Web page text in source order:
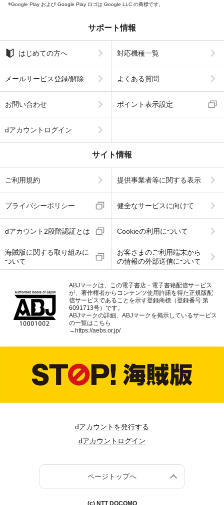
Google Play および Google Play ロゴは Google LLC の商標です。
サポート情報
はじめての方へ 対応機種一覧
メールサービス登録/解除 よくある質問
お問い合わせ ポイント表示設定
dアカウントログイン
サイト情報
ご利用規約 提供事業者等に関する表示
プライバシーポリシー 健全なサービスに向けて
dアカウント2段階認証とは Cookieの利用について
海賊版に関する取り組みに
ついて
お客さまのご利用端末から
の情報の外部送信について
ABJマークは、この電子書店・電子書籍配信サービス
が、著作権者からコンテンツ使用許諾を得た正規版配
信サービスであることを示す登録商標（登録番号 第
6091713号）です。
ABJマークの詳細、ABJマークを掲示しているサービス
の一覧はこちら
→ https://aebs.or.jp/
dアカウントを発行する
dアカウントログイン
ページトップへ